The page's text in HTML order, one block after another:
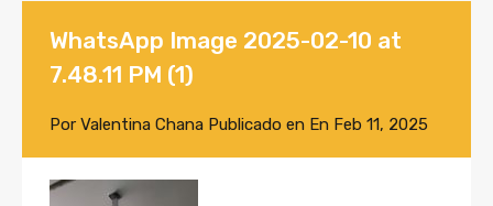
WhatsApp Image 2025-02-10 at
7.48.11 PM (1)
Por Valentina Chana Publicado en En Feb 11, 2025